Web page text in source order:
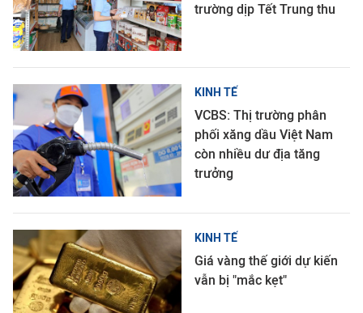
trường dịp Tết Trung thu
KINH TẾ
VCBS: Thị trường phân
phối xăng dầu Việt Nam
còn nhiều dư địa tăng
trưởng
KINH TẾ
Giá vàng thế giới dự kiến
vẫn bị "mắc kẹt"